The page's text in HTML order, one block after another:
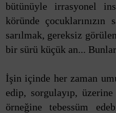
bütünüyle irrasyonel
köründe çocuklarınızın
sarılmak, gereksiz
bir sürü küçük an...
İşin içinde her zaman
edip, sorgulayıp,
örneğine tebessüm